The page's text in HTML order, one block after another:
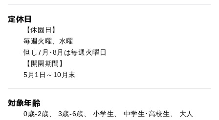
定休日
【休園日】
毎週火曜、水曜
但し7月･8月は毎週火曜日
【開園期間】
5月1日～10月末
対象年齢
0歳-2歳、 3歳-6歳、 小学生、 中学生･高校生、 大人